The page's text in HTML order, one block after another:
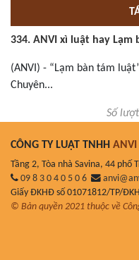
334. ANVI xì luật hay Lạm
(ANVI) - “Lạm bàn tám
Chuyên...
Số
CÔNG TY LUẬT TNHH ANVI
Tầng 2, Tòa nhà Savina, 44 phố
09 8 3 0 4 0 5 0 6
Giấy ĐKHĐ số 01071812/TP/
© Bản quyền 2021 thuộc về